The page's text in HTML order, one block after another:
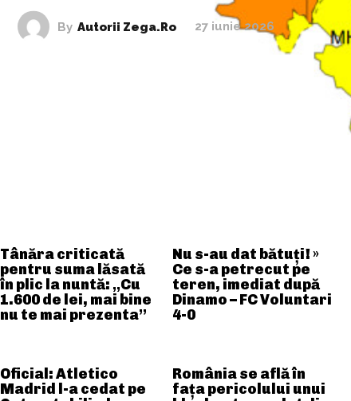
By Autorii Zega.ro 27 iunie 2026
Tânăra criticată
pentru suma lăsată
în plic la nuntă: „Cu
1.600 de lei, mai bine
nu te mai prezenta”
Nu s-au dat bătuți! »
Ce s-a petrecut pe
teren, imediat după
Dinamo – FC Voluntari
4-0
Oficial: Atletico
Madrid l-a cedat pe
România se află în
fața pericolului unui